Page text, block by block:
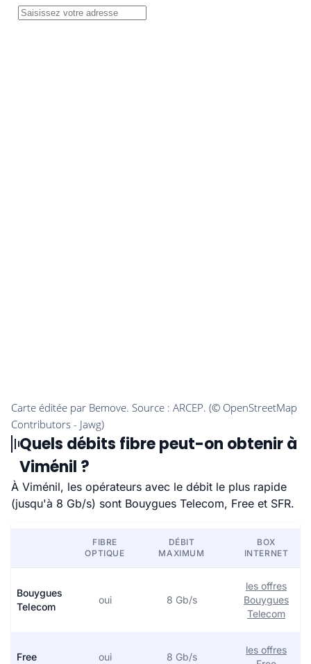
Quels débits fibre peut-on obtenir à
Viménil ?
À Viménil, les opérateurs avec le débit le plus rapide
(jusqu'à 8 Gb/s) sont Bouygues Telecom, Free et SFR.
FIBRE
OPTIQUE
DÉBIT
MAXIMUM
BOX
INTERNET
Bouygues
Telecom
oui 8 Gb/s
les offres
Bouygues
Telecom
Free oui 8 Gb/s
les offres